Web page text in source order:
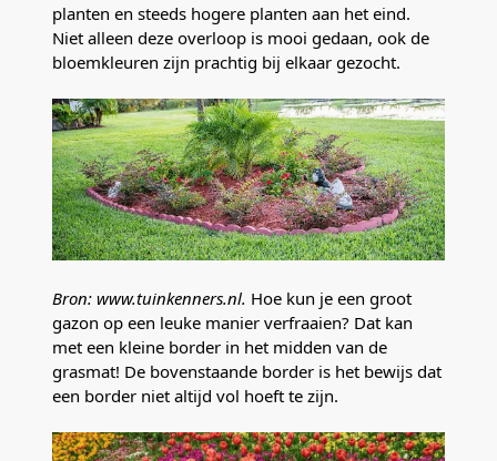
planten en steeds hogere planten aan het eind.
Niet alleen deze overloop is mooi gedaan, ook de
bloemkleuren zijn prachtig bij elkaar gezocht.
Bron: www.tuinkenners.nl. Hoe kun je een groot
gazon op een leuke manier verfraaien? Dat kan
met een kleine border in het midden van de
grasmat! De bovenstaande border is het bewijs dat
een border niet altijd vol hoeft te zijn.